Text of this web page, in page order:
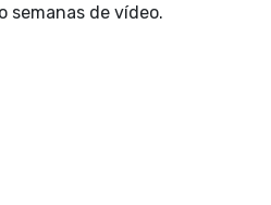
semanas de vídeo.